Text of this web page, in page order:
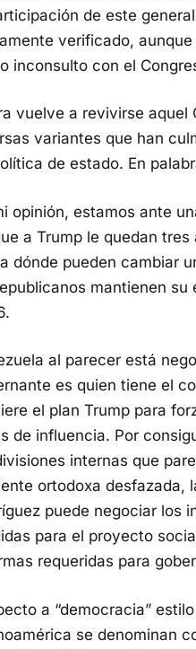
de este
verificado,
inconsulto con el
vuelve a revivirse aquel
variantes que han
de estado. En
opinión, estamos ante
a Trump le quedan
dónde pueden cambiar
mantienen
al parecer está
es quien tiene el
el plan Trump para
de influencia. Por
internas que
ortodoxa desfazada,
puede negociar los
para el proyecto
requeridas para
a “democracia”
se denominan